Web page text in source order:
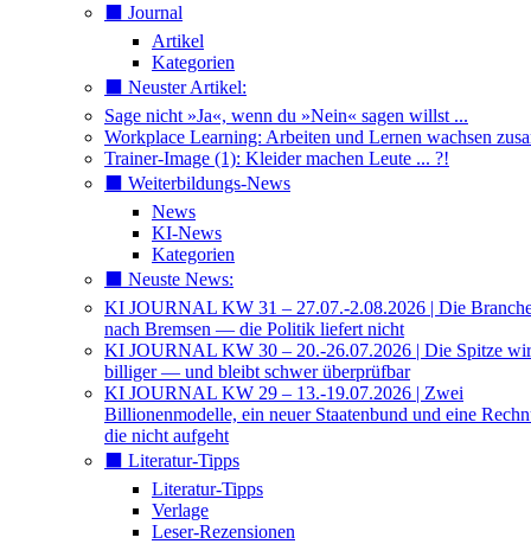
⬛️ Journal
Artikel
Kategorien
⬛️ Neuster Artikel:
Sage nicht »Ja«, wenn du »Nein« sagen willst ...
Workplace Learning: Arbeiten und Lernen wachsen
Trainer-Image (1): Kleider machen Leute ... ?!
⬛️ Weiterbildungs-News
News
KI-News
Kategorien
⬛️ Neuste News:
KI JOURNAL KW 31 – 27.07.-2.08.2026 | Die
nach Bremsen — die Politik liefert nicht
KI JOURNAL KW 30 – 20.-26.07.2026 | Die Spitze
billiger — und bleibt schwer überprüfbar
KI JOURNAL KW 29 – 13.-19.07.2026 | Zwei
Billionenmodelle, ein neuer Staatenbund und eine
die nicht aufgeht
⬛️ Literatur-Tipps
Literatur-Tipps
Verlage
Leser-Rezensionen